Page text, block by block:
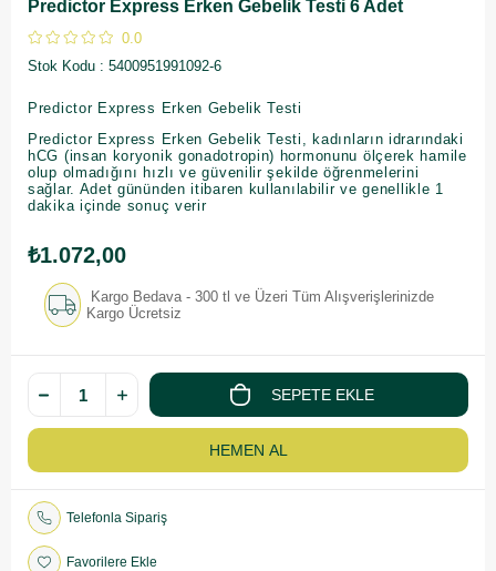
Predictor Express Erken Gebelik Testi 6 Adet
0.0
Stok Kodu
5400951991092-6
Predictor Express Erken Gebelik Testi
Predictor Express Erken Gebelik Testi, kadınların idrarındaki
hCG (insan koryonik gonadotropin) hormonunu ölçerek hamile
olup olmadığını hızlı ve güvenilir şekilde öğrenmelerini
sağlar. Adet gününden itibaren kullanılabilir ve genellikle 1
dakika içinde sonuç verir
₺1.072,00
Kargo Bedava - 300 tl ve Üzeri Tüm Alışverişlerinizde
Kargo Ücretsiz
Telefonla Sipariş
Favorilere Ekle